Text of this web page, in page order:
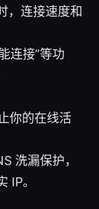
，连接速度和
连接”等功
你的在线活
洗漏保护，
IP。